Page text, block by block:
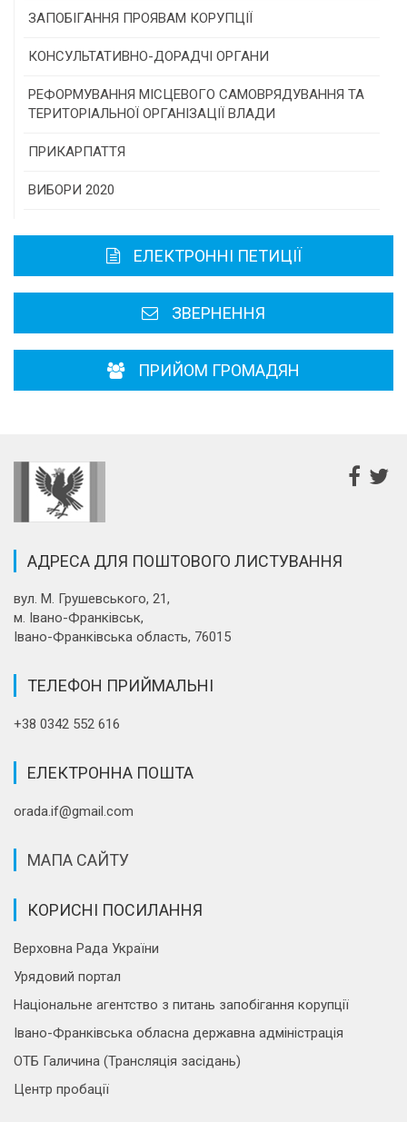
Конкурс інститутів громадянського суспільства
Програми/конкурси МТД
ЗАПОБІГАННЯ ПРОЯВАМ КОРУПЦІЇ
КОНСУЛЬТАТИВНО-ДОРАДЧІ ОРГАНИ
Консультативна рада
РЕФОРМУВАННЯ МІСЦЕВОГО САМОВРЯДУВАННЯ ТА
ТЕРИТОРІАЛЬНОЇ ОРГАНІЗАЦІЇ ВЛАДИ
ПРИКАРПАТТЯ
Історична довідка
Районні, міські ради
ВИБОРИ 2020
ЕЛЕКТРОННІ ПЕТИЦІЇ
ЗВЕРНЕННЯ
ПРИЙОМ ГРОМАДЯН
АДРЕСА ДЛЯ ПОШТОВОГО ЛИСТУВАННЯ
вул. М. Грушевського, 21,
м. Івано-Франківськ,
Івано-Франківська область, 76015
ТЕЛЕФОН ПРИЙМАЛЬНІ
+38 0342 552 616
ЕЛЕКТРОННА ПОШТА
orada.if@gmail.com
МАПА САЙТУ
КОРИСНІ ПОСИЛАННЯ
Верховна Рада України
Урядовий портал
Національне агентство з питань запобігання корупції
Івано-Франківська обласна державна адміністрація
ОТБ Галичина (Трансляція засідань)
Центр пробації